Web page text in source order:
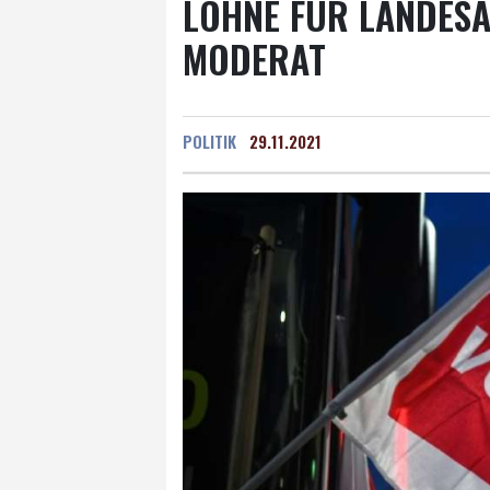
LÖHNE FÜR
MODERAT
POLITIK 29.11.2021